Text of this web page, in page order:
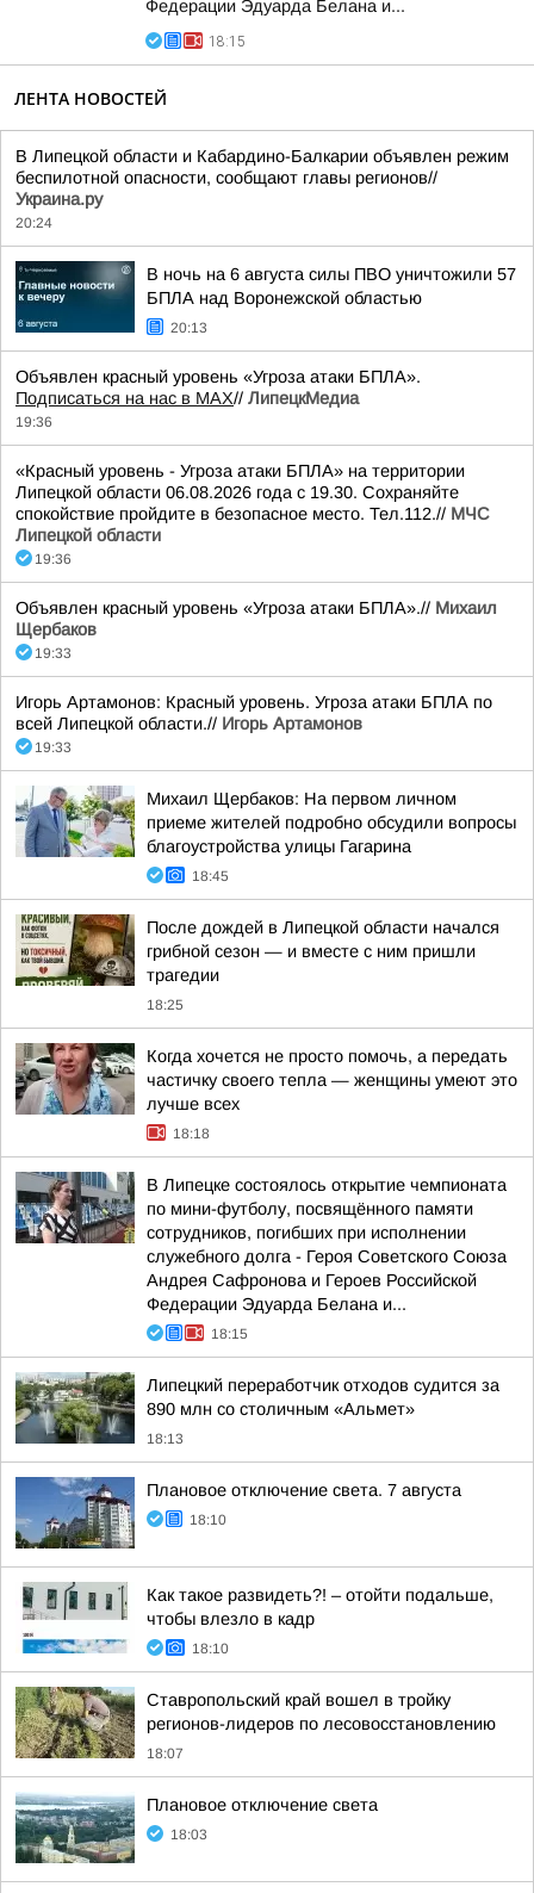
Федерации Эдуарда Белана и...
18:15
ЛЕНТА НОВОСТЕЙ
В Липецкой области и Кабардино-Балкарии объявлен режим
беспилотной опасности, сообщают главы регионов//
Украина.ру
20:24
В ночь на 6 августа силы ПВО уничтожили 57
БПЛА над Воронежской областью
20:13
Объявлен красный уровень «Угроза атаки БПЛА».
Подписаться на нас в МАХ// ЛипецкМедиа
19:36
«Красный уровень - Угроза атаки БПЛА» на территории
Липецкой области 06.08.2026 года с 19.30. Сохраняйте
спокойствие пройдите в безопасное место. Тел.112.// МЧС
Липецкой области
19:36
Объявлен красный уровень «Угроза атаки БПЛА».// Михаил
Щербаков
19:33
Игорь Артамонов: Красный уровень. Угроза атаки БПЛА по
всей Липецкой области.// Игорь Артамонов
19:33
Михаил Щербаков: На первом личном
приеме жителей подробно обсудили вопросы
благоустройства улицы Гагарина
18:45
После дождей в Липецкой области начался
грибной сезон — и вместе с ним пришли
трагедии
18:25
Когда хочется не просто помочь, а передать
частичку своего тепла — женщины умеют это
лучше всех
18:18
В Липецке состоялось открытие чемпионата
по мини-футболу, посвящённого памяти
сотрудников, погибших при исполнении
служебного долга - Героя Советского Союза
Андрея Сафронова и Героев Российской
Федерации Эдуарда Белана и...
18:15
Липецкий переработчик отходов судится за
890 млн со столичным «Альмет»
18:13
Плановое отключение света. 7 августа
18:10
Как такое развидеть?! – отойти подальше,
чтобы влезло в кадр
18:10
Ставропольский край вошел в тройку
регионов-лидеров по лесовосстановлению
18:07
Плановое отключение света
18:03